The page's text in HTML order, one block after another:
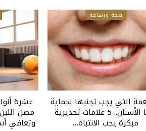
صحة ورشاقة
التي يجب تجنبها لحماية
مينا الأسنان.. 5 علامات تحذيرية
مبكرة يجب الانتباه…
عشرة
مصل
وتعافي